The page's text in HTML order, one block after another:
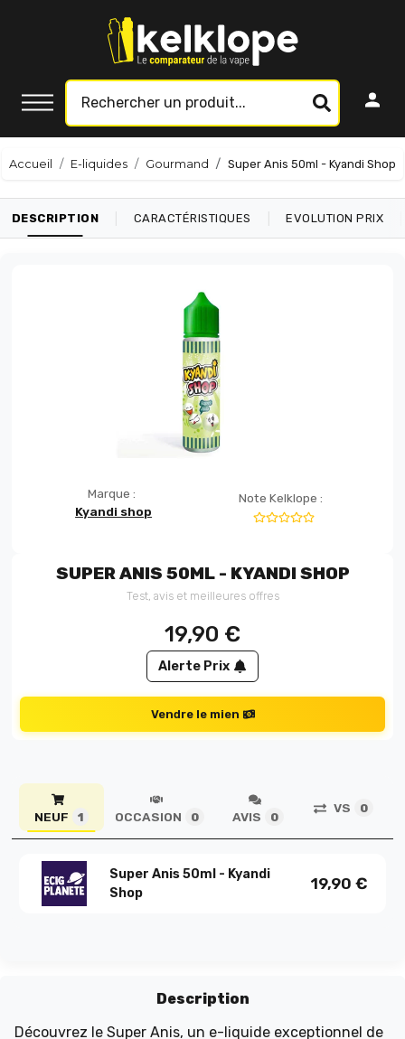
Accueil E-liquides Gourmand Super Anis 50ml - Kyandi Shop
DESCRIPTION CARACTÉRISTIQUES EVOLUTION PRIX
Marque :
Kyandi shop
Note Kelklope :
SUPER ANIS 50ML - KYANDI SHOP
Test, avis et meilleures offres
19,90 €
Alerte Prix
Vendre le mien
NEUF 1 OCCASION 0 AVIS 0
VS 0
Super Anis 50ml - Kyandi
Shop
19,90 €
Description
Découvrez le Super Anis, un e-liquide exceptionnel de